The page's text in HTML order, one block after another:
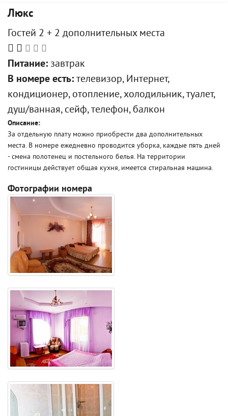
Люкс
Гостей 2 + 2 дополнительных места
Питание: завтрак
В номере есть: телевизор, Интернет,
кондиционер, отопление, холодильник, туалет,
душ/ванная, сейф, телефон, балкон
Описание:
За отдельную плату можно приобрести два дополнительных
места. В номере ежедневно проводится уборка, каждые пять дней
- смена полотенец и постельного белья. На территории
гостиницы действует общая кухня, имеется стиральная машина.
Фотографии номера